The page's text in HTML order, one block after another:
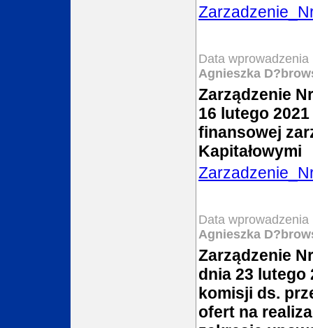
Data
Agnieszka
Zarządzenie
16 lutego
finansowej
Kapitałowymi
Data
Agnieszka
Zarządzenie
dnia 23 lutego
komisji ds.
ofert na